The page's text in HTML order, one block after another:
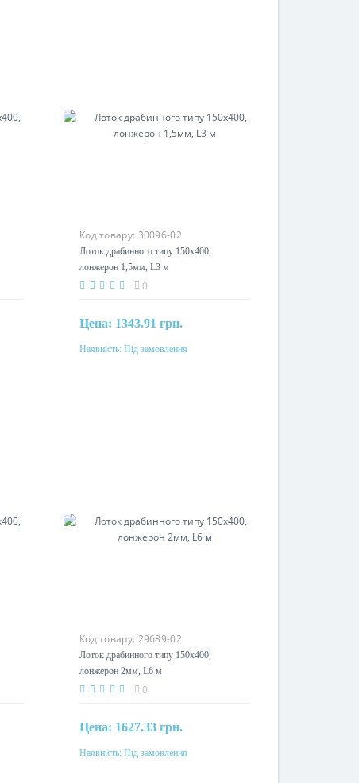
Код товару: 30096-02
Лоток драбинного типу 150х400,
лонжерон 1,5мм, L3 м
0
Цена: 1343.91 грн.
Під замовлення
Наявність: Під замовлення
Код товару: 29689-02
Лоток драбинного типу 150х400,
лонжерон 2мм, L6 м
0
Цена: 1627.33 грн.
Під замовлення
Наявність: Під замовлення